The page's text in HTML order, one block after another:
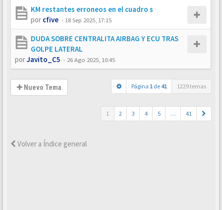
KM restantes erroneos en el cuadro s
por cfive - 18 Sep 2025, 17:15
DUDA SOBRE CENTRALITA AIRBAG Y ECU TRAS
GOLPE LATERAL
porJavito_C5 - 26 Ago 2025, 10:45
Nuevo Tema Página 1 de 41 1229 temas
1 2 3 4 5 … 41
Volver a Índice general